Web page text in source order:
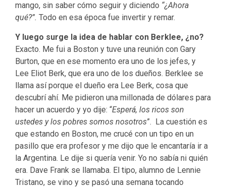
mango, sin saber cómo seguir y diciendo “¿Ahora
qué?”. Todo en esa época fue invertir y remar.
Y luego surge la idea de hablar con Berklee, ¿no?
Exacto. Me fui a Boston y tuve una reunión con Gary
Burton, que en ese momento era uno de los jefes, y
Lee Eliot Berk, que era uno de los dueños. Berklee se
llama así porque el dueño era Lee Berk, cosa que
descubrí ahí. Me pidieron una millonada de dólares para
hacer un acuerdo y yo dije: “Esperá, los ricos son
ustedes y los pobres somos nosotros”. La cuestión es
que estando en Boston, me crucé con un tipo en un
pasillo que era profesor y me dijo que le encantaría ir a
la Argentina. Le dije si quería venir. Yo no sabía ni quién
era. Dave Frank se llamaba. El tipo, alumno de Lennie
Tristano, se vino y se pasó una semana tocando